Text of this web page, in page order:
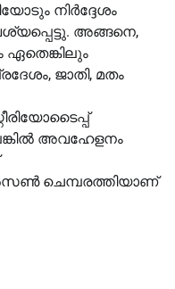
നിർദ്ദേശം
അങ്ങനെ,
ജാതി, മതം
അവഹേളനം
ചെമ്പരത്തിയാണ്